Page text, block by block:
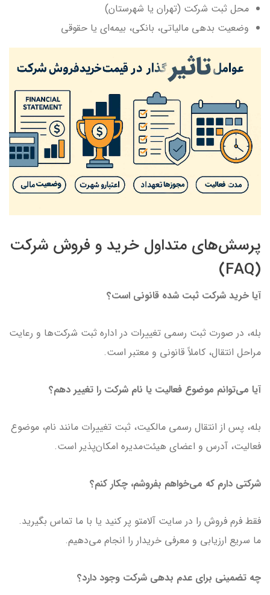
محل ثبت شرکت (تهران یا شهرستان)
وضعیت بدهی مالیاتی، بانکی، بیمه‌ای یا حقوقی
پرسش‌های متداول خرید و فروش شرکت
(FAQ)
آیا خرید شرکت ثبت شده قانونی است؟
بله، در صورت ثبت رسمی تغییرات در اداره ثبت شرکت‌ها و رعایت
مراحل انتقال، کاملاً قانونی و معتبر است.
آیا می‌توانم موضوع فعالیت یا نام شرکت را تغییر دهم؟
بله، پس از انتقال رسمی مالکیت، ثبت تغییرات مانند نام، موضوع
فعالیت، آدرس و اعضای هیئت‌مدیره امکان‌پذیر است.
شرکتی دارم که می‌خواهم بفروشم، چکار کنم؟
فقط فرم فروش را در سایت آلامتو پر کنید یا با ما تماس بگیرید.
ما سریع ارزیابی و معرفی خریدار را انجام می‌دهیم.
چه تضمینی برای عدم بدهی شرکت وجود دارد؟